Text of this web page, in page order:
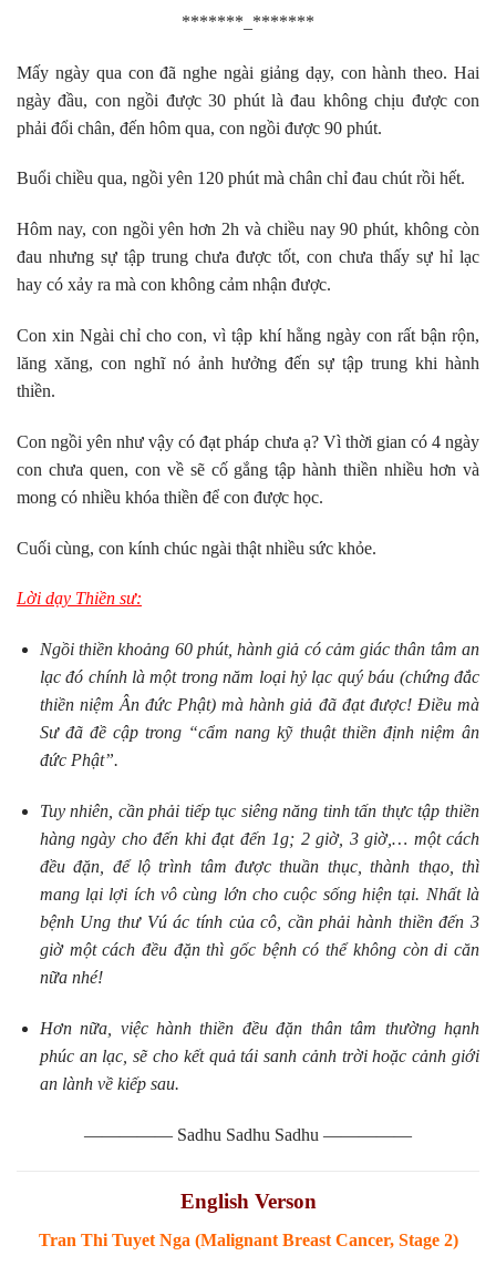
*******_*******
Mấy ngày qua con đã nghe ngài giảng dạy, con hành theo. Hai
ngày đầu, con ngồi được 30 phút là đau không chịu được con
phải đổi chân, đến hôm qua, con ngồi được 90 phút.
Buổi chiều qua, ngồi yên 120 phút mà chân chỉ đau chút rồi hết.
Hôm nay, con ngồi yên hơn 2h và chiều nay 90 phút, không còn
đau nhưng sự tập trung chưa được tốt, con chưa thấy sự hỉ lạc
hay có xảy ra mà con không cảm nhận được.
Con xin Ngài chỉ cho con, vì tập khí hằng ngày con rất bận rộn,
lăng xăng, con nghĩ nó ảnh hưởng đến sự tập trung khi hành
thiền.
Con ngồi yên như vậy có đạt pháp chưa ạ? Vì thời gian có 4 ngày
con chưa quen, con về sẽ cố gắng tập hành thiền nhiều hơn và
mong có nhiều khóa thiền để con được học.
Cuối cùng, con kính chúc ngài thật nhiều sức khỏe.
Lời dạy Thiền sư:
Ngồi thiền khoảng 60 phút, hành giả có cảm giác thân tâm an
lạc đó chính là một trong năm loại hỷ lạc quý báu (chứng đắc
thiền niệm Ân đức Phật) mà hành giả đã đạt được! Điều mà
Sư đã đề cập trong “cẩm nang kỹ thuật thiền định niệm ân
đức Phật”.
Tuy nhiên, cần phải tiếp tục siêng năng tinh tấn thực tập thiền
hàng ngày cho đến khi đạt đến 1g; 2 giờ, 3 giờ,… một cách
đều đặn, để lộ trình tâm được thuần thục, thành thạo, thì
mang lại lợi ích vô cùng lớn cho cuộc sống hiện tại. Nhất là
bệnh Ung thư Vú ác tính của cô, cần phải hành thiền đến 3
giờ một cách đều đặn thì gốc bệnh có thể không còn di căn
nữa nhé!
Hơn nữa, việc hành thiền đều đặn thân tâm thường hạnh
phúc an lạc, sẽ cho kết quả tái sanh cảnh trời hoặc cảnh giới
an lành về kiếp sau.
————— Sadhu Sadhu Sadhu —————
English Verson
Tran Thi Tuyet Nga (Malignant Breast Cancer, Stage 2)